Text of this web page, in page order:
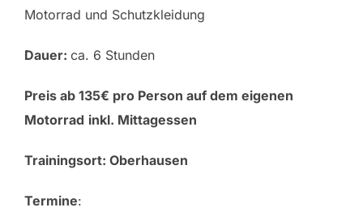
Motorrad und Schutzkleidung
Dauer: ca. 6 Stunden
Preis ab 135€ pro Person auf dem eigenen
Motorrad inkl. Mittagessen
Trainingsort: Oberhausen
Termine: